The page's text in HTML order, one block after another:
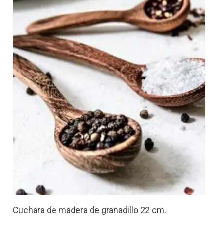
Cuchara de madera de granadillo 22 cm.